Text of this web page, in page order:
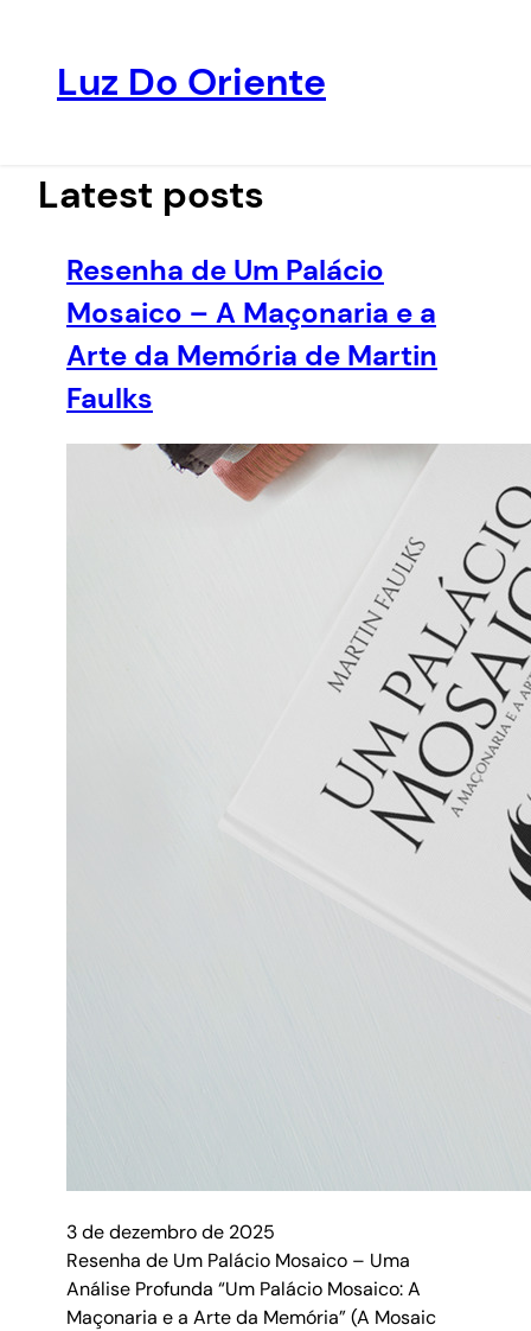
conteúdo
Luz Do Oriente
Latest posts
Resenha de Um Palácio
Mosaico – A Maçonaria e a
Arte da Memória de Martin
Faulks
3 de dezembro de 2025
Resenha de Um Palácio Mosaico – Uma
Análise Profunda “Um Palácio Mosaico: A
Maçonaria e a Arte da Memória” (A Mosaic